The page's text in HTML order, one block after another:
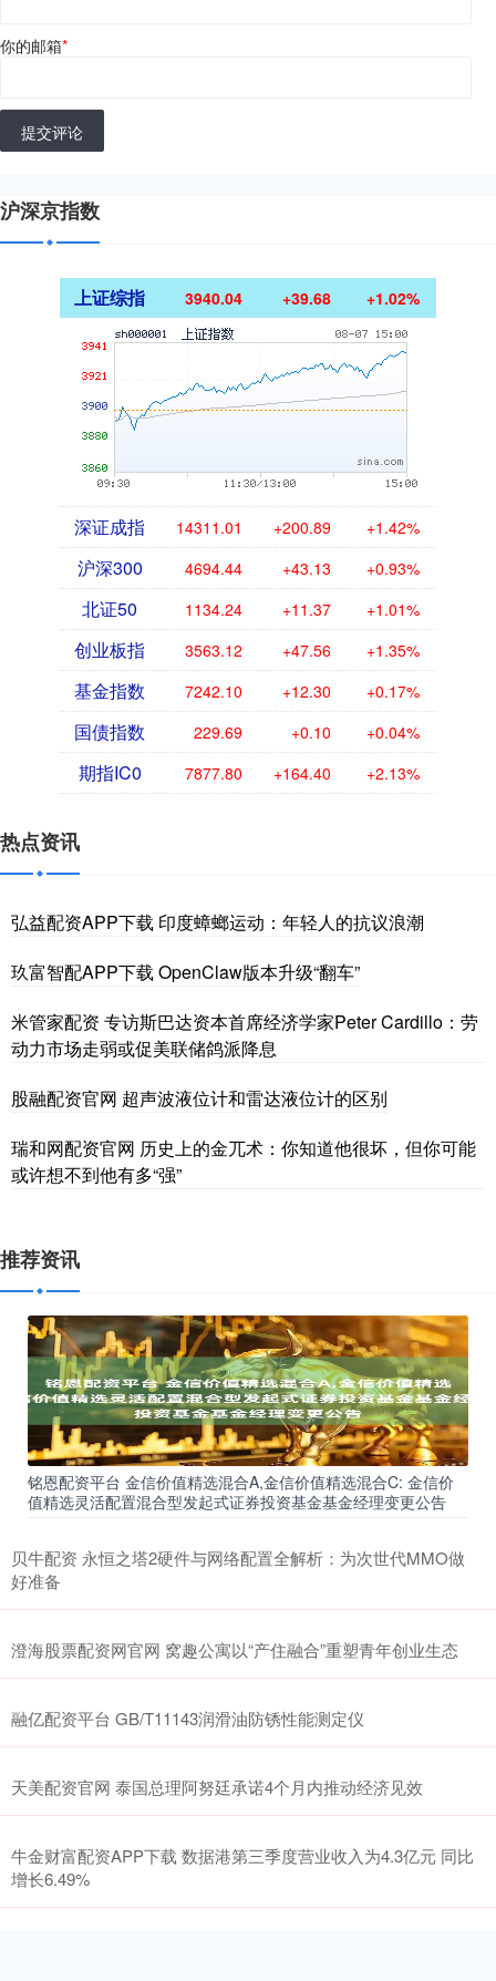
你的邮箱*
提交评论
沪深京指数
上证综指 3940.04 +39.68 +1.02%
深证成指 14311.01 +200.89 +1.42%
沪深300 4694.44 +43.13 +0.93%
北证50 1134.24 +11.37 +1.01%
创业板指 3563.12 +47.56 +1.35%
基金指数 7242.10 +12.30 +0.17%
国债指数 229.69 +0.10 +0.04%
期指IC0 7877.80 +164.40 +2.13%
热点资讯
弘益配资APP下载 印度蟑螂运动：年轻人的抗议浪潮
玖富智配APP下载 OpenClaw版本升级“翻车”
米管家配资 专访斯巴达资本首席经济学家Peter Cardillo：劳
动力市场走弱或促美联储鸽派降息
股融配资官网 超声波液位计和雷达液位计的区别
瑞和网配资官网 历史上的金兀术：你知道他很坏，但你可能
或许想不到他有多“强”
推荐资讯
铭恩配资平台 金信价值精选混合A,金信价值精选混合C: 金信价
值精选灵活配置混合型发起式证券投资基金基金经理变更公告
贝牛配资 永恒之塔2硬件与网络配置全解析：为次世代MMO做
好准备
澄海股票配资网官网 窝趣公寓以“产住融合”重塑青年创业生态
融亿配资平台 GB/T11143润滑油防锈性能测定仪
天美配资官网 泰国总理阿努廷承诺4个月内推动经济见效
牛金财富配资APP下载 数据港第三季度营业收入为4.3亿元 同比
增长6.49%